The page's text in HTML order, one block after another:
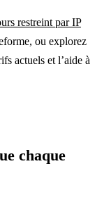
restreint par IP
ou explorez
actuels et l’aide à
chaque